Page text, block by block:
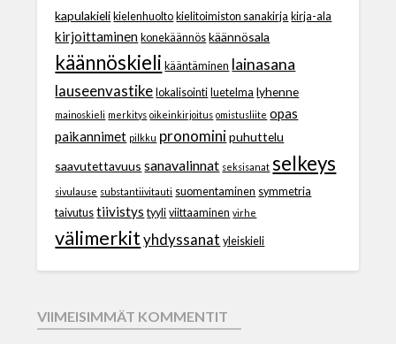
kapulakieli kielenhuolto kielitoimiston sanakirja kirja-ala
kirjoittaminen konekäännös käännösala
käännöskieli kääntäminen lainasana
lauseenvastike lokalisointi luetelma lyhenne
mainoskieli merkitys oikeinkirjoitus omistusliite opas
paikannimet pilkku pronomini puhuttelu
saavutettavuus sanavalinnat seksisanat selkeys
sivulause substantiivitauti suomentaminen symmetria
taivutus tiivistys tyyli viittaaminen virhe
välimerkit yhdyssanat yleiskieli
VIIMEISIMMÄT KOMMENTIT